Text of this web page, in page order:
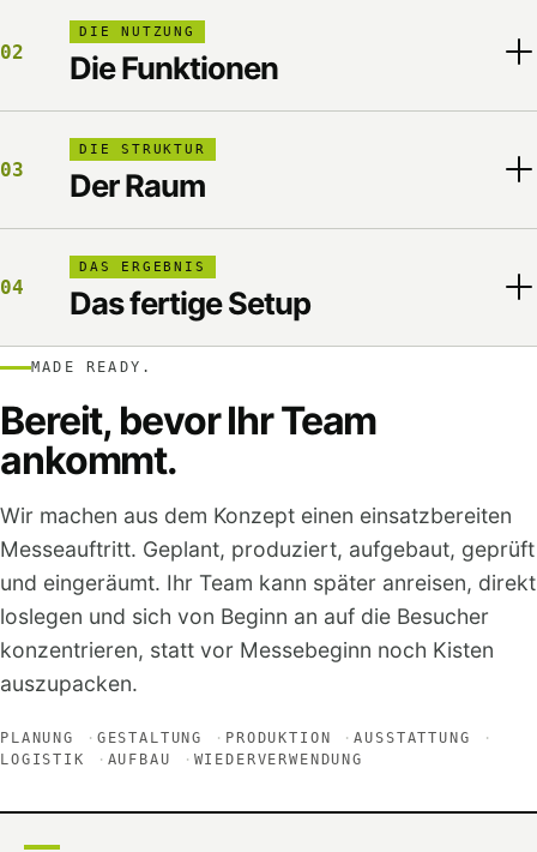
02
DIE NUTZUNG
Die Funktionen
03
DIE STRUKTUR
Der Raum
04
DAS ERGEBNIS
Das fertige Setup
MADE READY.
Bereit, bevor Ihr Team
ankommt.
Wir machen aus dem Konzept einen einsatzbereiten
Messeauftritt. Geplant, produziert, aufgebaut, geprüft
und eingeräumt. Ihr Team kann später anreisen, direkt
loslegen und sich von Beginn an auf die Besucher
konzentrieren, statt vor Messebeginn noch Kisten
auszupacken.
PLANUNG GESTALTUNG PRODUKTION
AUSSTATTUNG
LOGISTIK
AUFBAU WIEDERVERWENDUNG